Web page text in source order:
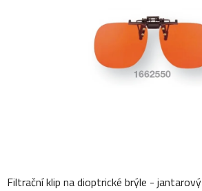
Filtrační klip na dioptrické brýle - jantarový